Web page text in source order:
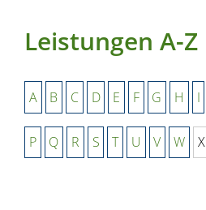
Leistungen A-Z
A B C D E F G H I
P Q R S T U V W X